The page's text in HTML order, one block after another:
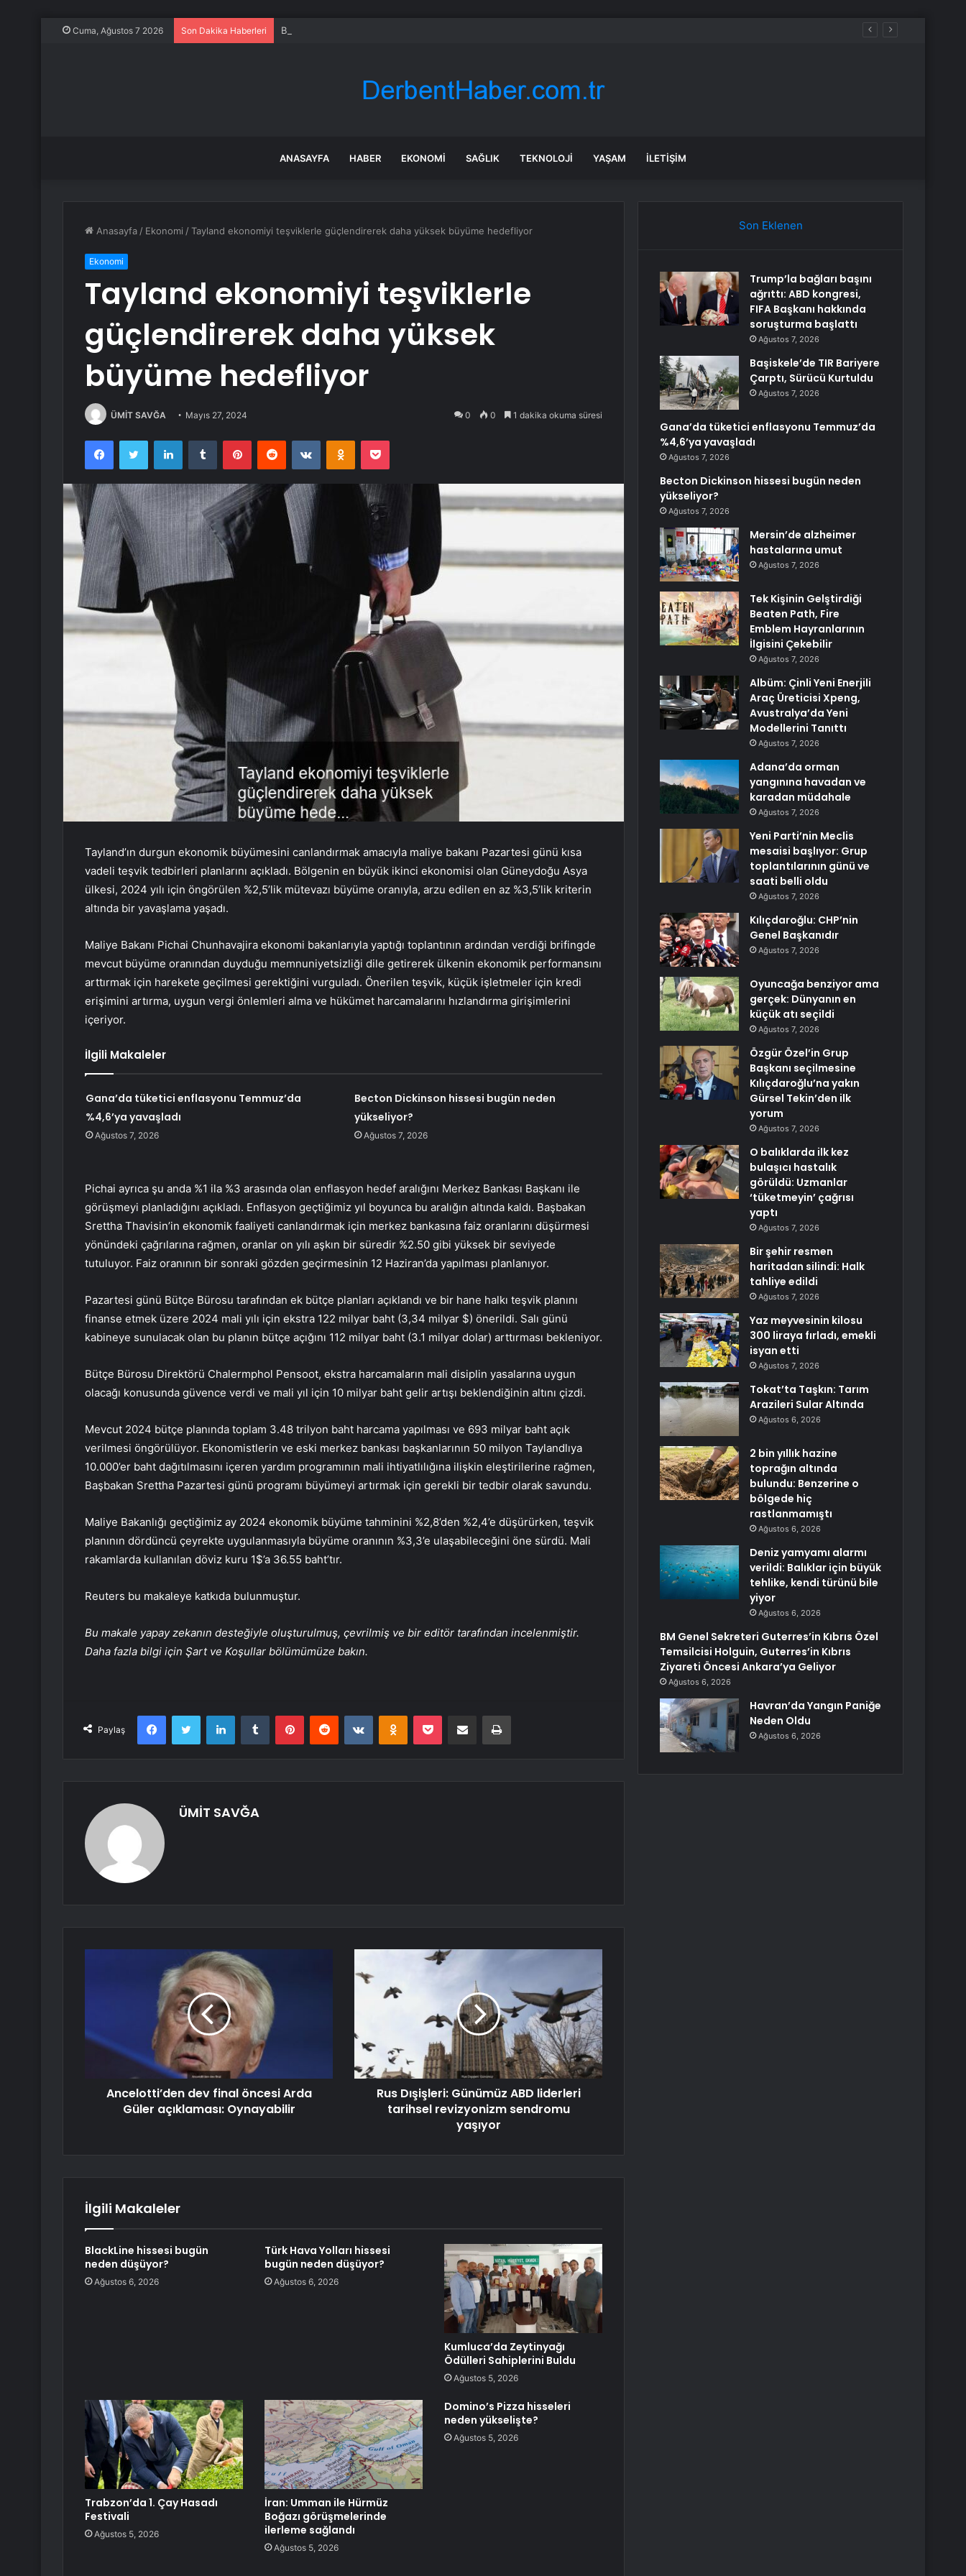
Cuma, Ağustos 7 2026 Son Dakika Haberleri Başiskele’de TIR Bariyere Çarptı, Sürücü Kurtuldu
ANASAYFA HABER EKONOMI SAĞLIK TEKNOLOJI YAŞAM İLETIŞIM
Anasayfa / Ekonomi /Tayland ekonomiyi teşviklerle güçlendirerek daha yüksek büyüme hedefliyor
Ekonomi
Tayland ekonomiyi teşviklerle
güçlendirerek daha yüksek
büyüme hedefliyor
ÜMİT SAVĞA Mayıs 27, 2024 0 0 1 dakika okuma süresi
FacebookTwitter LinkedInTumblr PinterestReddit VKontakteOdnoklassniki
Pocket
Tayland’ın durgun ekonomik büyümesini canlandırmak amacıyla maliye bakanı Pazartesi günü kısa
vadeli teşvik tedbirleri planlarını açıkladı. Bölgenin en büyük ikinci ekonomisi olan Güneydoğu Asya
ülkesi, 2024 yılı için öngörülen %2,5’lik mütevazı büyüme oranıyla, arzu edilen en az %3,5’lik kriterin
altında bir yavaşlama yaşadı.
Maliye Bakanı Pichai Chunhavajira ekonomi bakanlarıyla yaptığı toplantının ardından verdiği brifingde
mevcut büyüme oranından duyduğu memnuniyetsizliği dile getirerek ülkenin ekonomik performansını
arttırmak için harekete geçilmesi gerektiğini vurguladı. Önerilen teşvik, küçük işletmeler için kredi
erişimini artırma, uygun vergi önlemleri alma ve hükümet harcamalarını hızlandırma girişimlerini
içeriyor.
İlgili Makaleler
Gana’da tüketici enflasyonu Temmuz’da
%4,6’ya yavaşladı
Ağustos 7, 2026
Becton Dickinson hissesi bugün neden
yükseliyor?
Ağustos 7, 2026
Pichai ayrıca şu anda %1 ila %3 arasında olan enflasyon hedef aralığını Merkez Bankası Başkanı ile
görüşmeyi planladığını açıkladı. Enflasyon geçtiğimiz yıl boyunca bu aralığın altında kaldı. Başbakan
Srettha Thavisin’in ekonomik faaliyeti canlandırmak için merkez bankasına faiz oranlarını düşürmesi
yönündeki çağrılarına rağmen, oranlar on yılı aşkın bir süredir %2.50 gibi yüksek bir seviyede
tutuluyor. Faiz oranının bir sonraki gözden geçirmesinin 12 Haziran’da yapılması planlanıyor.
Pazartesi günü Bütçe Bürosu tarafından ek bütçe planları açıklandı ve bir hane halkı teşvik planını
finanse etmek üzere 2024 mali yılı için ekstra 122 milyar baht (3,34 milyar $) önerildi. Salı günü
kabineye sunulacak olan bu planın bütçe açığını 112 milyar baht (3.1 milyar dolar) arttırması bekleniyor.
Bütçe Bürosu Direktörü Chalermphol Pensoot, ekstra harcamaların mali disiplin yasalarına uygun
olacağı konusunda güvence verdi ve mali yıl için 10 milyar baht gelir artışı beklendiğinin altını çizdi.
Mevcut 2024 bütçe planında toplam 3.48 trilyon baht harcama yapılması ve 693 milyar baht açık
verilmesi öngörülüyor. Ekonomistlerin ve eski merkez bankası başkanlarının 50 milyon Taylandlıya
10.000’er baht dağıtılmasını içeren yardım programının mali ihtiyatlılığına ilişkin eleştirilerine rağmen,
Başbakan Srettha Pazartesi günü programı büyümeyi artırmak için gerekli bir tedbir olarak savundu.
Maliye Bakanlığı geçtiğimiz ay 2024 ekonomik büyüme tahminini %2,8’den %2,4’e düşürürken, teşvik
planının dördüncü çeyrekte uygulanmasıyla büyüme oranının %3,3’e ulaşabileceğini öne sürdü. Mali
rakamlarda kullanılan döviz kuru 1$’a 36.55 baht’tır.
Reuters bu makaleye katkıda bulunmuştur.
Bu makale yapay zekanın desteğiyle oluşturulmuş, çevrilmiş ve bir editör tarafından incelenmiştir.
Daha fazla bilgi için Şart ve Koşullar bölümümüze bakın.
Paylaş
FacebookTwitter LinkedInTumblr PinterestReddit VKontakteOdnoklassniki
Pocket E-Posta ile paylaş Yazdır
ÜMİT SAVĞA
Ancelotti’den dev final öncesi Arda
Güler açıklaması: Oynayabilir
Rus Dışişleri: Günümüz ABD liderleri
tarihsel revizyonizm sendromu
yaşıyor
İlgili Makaleler
BlackLine hissesi bugün
neden düşüyor?
Ağustos 6, 2026
Türk Hava Yolları hissesi
bugün neden düşüyor?
Ağustos 6, 2026
Kumluca’da Zeytinyağı
Ödülleri Sahiplerini Buldu
Ağustos 5, 2026
Trabzon’da 1. Çay Hasadı
Festivali
Ağustos 5, 2026
İran: Umman ile Hürmüz
Boğazı görüşmelerinde
ilerleme sağlandı
Ağustos 5, 2026
Domino’s Pizza hisseleri
neden yükselişte?
Ağustos 5, 2026
Son Eklenen
Trump’la bağları başını
ağrıttı: ABD kongresi,
FIFA Başkanı hakkında
soruşturma başlattı
Ağustos 7, 2026
Başiskele’de TIR Bariyere
Çarptı, Sürücü Kurtuldu
Ağustos 7, 2026
Gana’da tüketici enflasyonu Temmuz’da
%4,6’ya yavaşladı
Ağustos 7, 2026
Becton Dickinson hissesi bugün neden
yükseliyor?
Ağustos 7, 2026
Mersin’de alzheimer
hastalarına umut
Ağustos 7, 2026
Tek Kişinin Gelştirdiği
Beaten Path, Fire
Emblem Hayranlarının
İlgisini Çekebilir
Ağustos 7, 2026
Albüm: Çinli Yeni Enerjili
Araç Üreticisi Xpeng,
Avustralya’da Yeni
Modellerini Tanıttı
Ağustos 7, 2026
Adana’da orman
yangınına havadan ve
karadan müdahale
Ağustos 7, 2026
Yeni Parti’nin Meclis
mesaisi başlıyor: Grup
toplantılarının günü ve
saati belli oldu
Ağustos 7, 2026
Kılıçdaroğlu: CHP’nin
Genel Başkanıdır
Ağustos 7, 2026
Oyuncağa benziyor ama
gerçek: Dünyanın en
küçük atı seçildi
Ağustos 7, 2026
Özgür Özel’in Grup
Başkanı seçilmesine
Kılıçdaroğlu’na yakın
Gürsel Tekin’den ilk
yorum
Ağustos 7, 2026
O balıklarda ilk kez
bulaşıcı hastalık
görüldü: Uzmanlar
‘tüketmeyin’ çağrısı
yaptı
Ağustos 7, 2026
Bir şehir resmen
haritadan silindi: Halk
tahliye edildi
Ağustos 7, 2026
Yaz meyvesinin kilosu
300 liraya fırladı, emekli
isyan etti
Ağustos 7, 2026
Tokat’ta Taşkın: Tarım
Arazileri Sular Altında
Ağustos 6, 2026
2 bin yıllık hazine
toprağın altında
bulundu: Benzerine o
bölgede hiç
rastlanmamıştı
Ağustos 6, 2026
Deniz yamyamı alarmı
verildi: Balıklar için büyük
tehlike, kendi türünü bile
yiyor
Ağustos 6, 2026
BM Genel Sekreteri Guterres’in Kıbrıs Özel
Temsilcisi Holguin, Guterres’in Kıbrıs
Ziyareti Öncesi Ankara’ya Geliyor
Ağustos 6, 2026
Havran’da Yangın Paniğe
Neden Oldu
Ağustos 6, 2026